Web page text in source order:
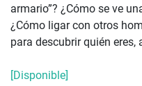
armario”? ¿Cómo se ve
¿Cómo ligar con otros
para descubrir quién eres,
[Disponible]